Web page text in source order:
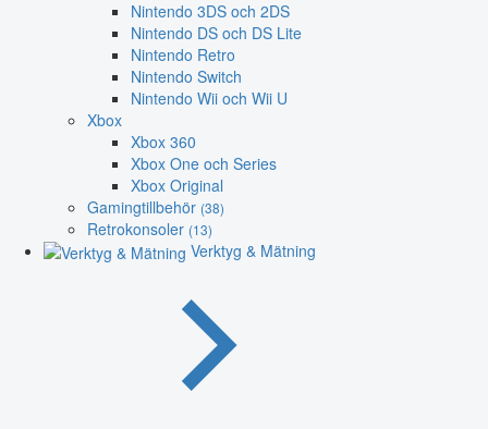
Nintendo 3DS och 2DS
Nintendo DS och DS Lite
Nintendo Retro
Nintendo Switch
Nintendo Wii och Wii U
Xbox
Xbox 360
Xbox One och Series
Xbox Original
Gamingtillbehör (38)
Retrokonsoler (13)
Verktyg & Mätning